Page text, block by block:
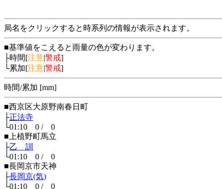
局名をクリックすると時系列の情報が表示されます。
■基準値をこえると雨量の色が変わります。
├時間[注意|警戒]
└累加[注意|警戒]
時間/累加 [mm]
■西京区大原野南春日町
├正法寺
└01:10 0 / 0
■上植野町馬立
├乙 訓
└01:10 0 / 0
■長岡京市天神
├長岡京(気)
└01:10 0 / 0